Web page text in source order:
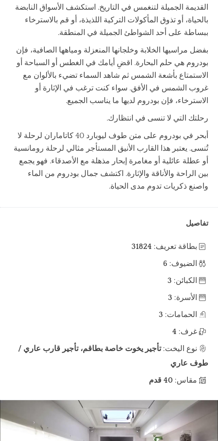
القديمة الجميلة لتنغمس في التاريخ. استكشف الأسواق النابضة
بالحياة، أو تذوق المأكولات التركية اللذيذة، أو قم بالاسترخاء
ببساطة على أحد الشواطئ الجميلة في المنطقة.
بفضل مراسيها الخلابة وخلجانها المنعزلة ومياهها الصافية، فإن
بودروم هي حلم البحارة. اقضِ أيامك في الغطس أو السباحة أو
الاستمتاع بأشعة الشمس ثم شاهد السماء تضيء بالألوان مع
غروب الشمس في الأفق. سواء كنت ترغب في الإثارة أو
الاسترخاء، فإن بودروم لديها ما يناسب الجميع.
رحلتك التي لا تنسى في انتظارك.
أبحر في بودروم على متن طوف ليوبارد 40 كاتاماران لرحلة لا
تُنسى. يعتبر هذا القارب الأنيق المستأجر مثالي لرحلة رومانسية
أو عطلة عائلية أو مغامرة إبحار مذهلة مع الأصدقاء. فهو يجمع
بين الراحة والأناقة والإثارة. اكتشف جمال بودروم من الماء
واصنع ذكريات تدوم مدى الحياة.
تفاصيل
31824
6
3
3
3
4
تأجير يخوت خاصة بطاقم، تأجير قارب عاري /
طوف عاري
40 قدم